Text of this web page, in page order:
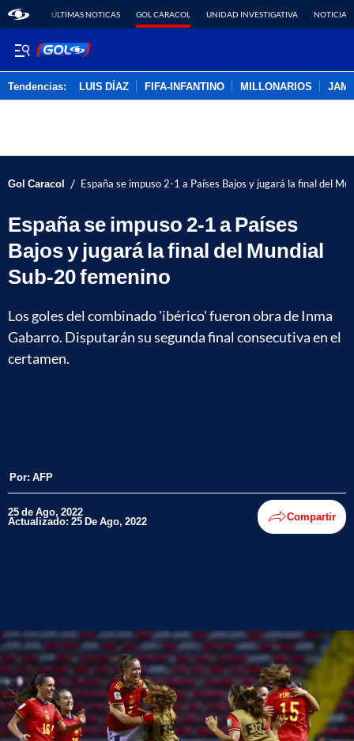
ÚLTIMAS NOTICAS GOL CARACOL UNIDAD INVESTIGATIVA NOTICIAS
Tendencias: LUIS DÍAZ FIFA-INFANTINO MILLONARIOS
Gol Caracol / España se impuso 2-1 a Países Bajos y jugará la final del
España se impuso 2-1 a Países
Bajos y jugará la final del Mundial
Sub-20 femenino
Los goles del combinado 'ibérico' fueron obra de Inma
Gabarro. Disputarán su segunda final consecutiva en el
certamen.
Por: AFP
25 de Ago, 2022
Actualizado: 25 De Ago, 2022 Compartir